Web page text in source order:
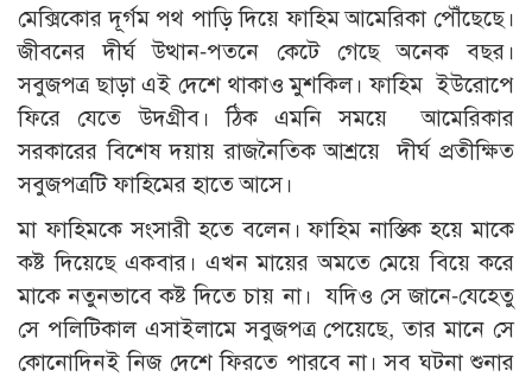
মেক্সিকোর দূর্গম পথ পাড়ি দিয়ে ফাহিম আমেরিকা পৌঁছেছে।
জীবনের দীর্ঘ উত্থান-পতনে কেটে গেছে অনেক বছর।
সবুজপত্র ছাড়া এই দেশে থাকাও মুশকিল। ফাহিম ইউরোপে
ফিরে যেতে উদগ্রীব। ঠিক এমনি সময়ে আমেরিকার
সরকারের বিশেষ দয়ায় রাজনৈতিক আশ্রয়ে দীর্ঘ প্রতীক্ষিত
সবুজপত্রটি ফাহিমের হাতে আসে।
মা ফাহিমকে সংসারী হতে বলেন। ফাহিম নাস্তিক হয়ে মাকে
কষ্ট দিয়েছে একবার। এখন মায়ের অমতে মেয়ে বিয়ে করে
মাকে নতুনভাবে কষ্ট দিতে চায় না। যদিও সে জানে-যেহেতু
সে পলিটিকাল এসাইলামে সবুজপত্র পেয়েছে, তার মানে সে
কোনোদিনই নিজ দেশে ফিরতে পারবে না। সব ঘটনা শুনার